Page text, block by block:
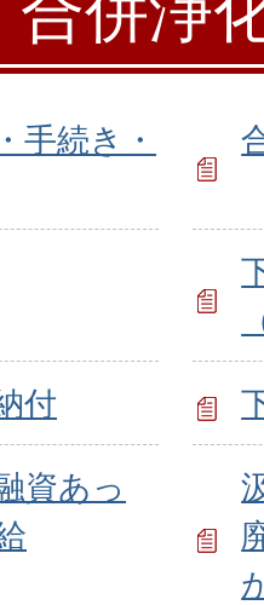
手続き・
付
資あっ